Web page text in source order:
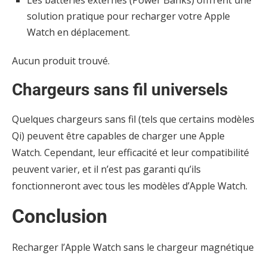
solution pratique pour recharger votre Apple
Watch en déplacement.
Aucun produit trouvé.
Chargeurs sans fil universels
Quelques chargeurs sans fil (tels que certains modèles
Qi) peuvent être capables de charger une Apple
Watch. Cependant, leur efficacité et leur compatibilité
peuvent varier, et il n’est pas garanti qu’ils
fonctionneront avec tous les modèles d’Apple Watch.
Conclusion
Recharger l’Apple Watch sans le chargeur magnétique